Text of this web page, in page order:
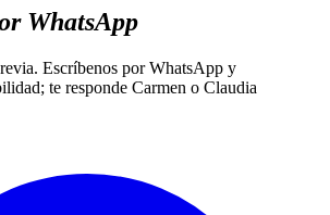
WhatsApp
Escríbenos por WhatsApp y
te responde Carmen o Claudia